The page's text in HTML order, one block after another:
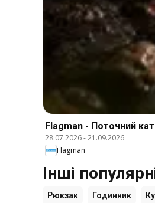
Flagman - Поточний
28.07.2026-21.09.2026
Flagman
Інші
Рюкзак Годинник